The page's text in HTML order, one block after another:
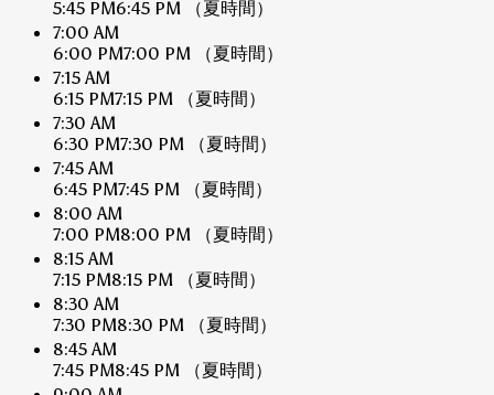
5:45 PM6:45 PM
（夏時間）
7:00 AM
6:00 PM7:00 PM
（夏時間）
7:15 AM
6:15 PM7:15 PM
（夏時間）
7:30 AM
6:30 PM7:30 PM
（夏時間）
7:45 AM
6:45 PM7:45 PM
（夏時間）
8:00 AM
7:00 PM8:00 PM
（夏時間）
8:15 AM
7:15 PM8:15 PM
（夏時間）
8:30 AM
7:30 PM8:30 PM
（夏時間）
8:45 AM
7:45 PM8:45 PM
（夏時間）